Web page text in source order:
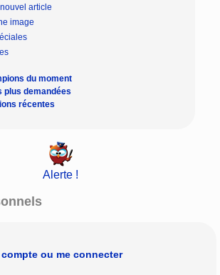
article
image
du moment
plus demandées
récentes
Alerte !
ou me connecter